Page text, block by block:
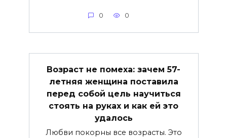
0 0
Возраст не помеха: зачем 57-
летняя женщина поставила
перед собой цель научиться
стоять на руках и как ей это
удалось
Любви покорны все возрасты. Это